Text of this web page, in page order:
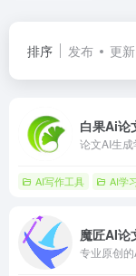
排序 发布 更新
白果Ai论
AI写作工具 AI学
魔匠AI论